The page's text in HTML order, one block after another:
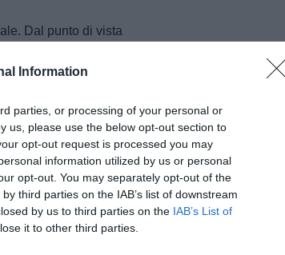
Information
parties, or processing of your personal or
us, please use the below opt-out section to
opt-out request is processed you may
information utilized by us or personal
opt-out. You may separately opt-out of the
third parties on the IAB’s list of downstream
by us to third parties on the IAB’s List of
it to other third parties.
Dal punto di vista
squadra, è
quello che inciderà
di fare